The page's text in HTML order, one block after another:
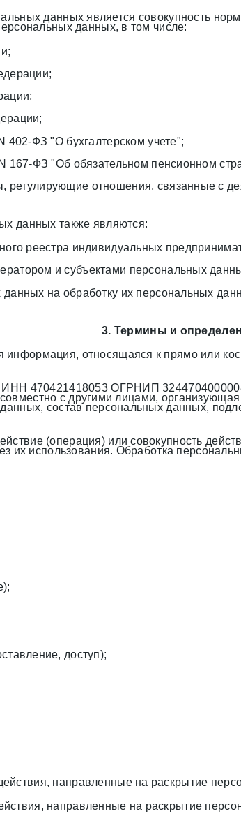
данных является совокупность
данных, в том числе:
402-ФЗ "О бухгалтерском учете";
167-ФЗ "Об обязательном пенсионном
отношения, связанные с
данных также являются:
реестра индивидуальных
и субъектами персональных
на обработку их персональных
3. Термины и
информация, относящаяся к прямо или
470421418053 ОГРНИП
с другими лицами,
состав персональных данных,
(операция) или совокупность
их использования. Обработка
доступ);
направленные на раскрытие
направленные на раскрытие